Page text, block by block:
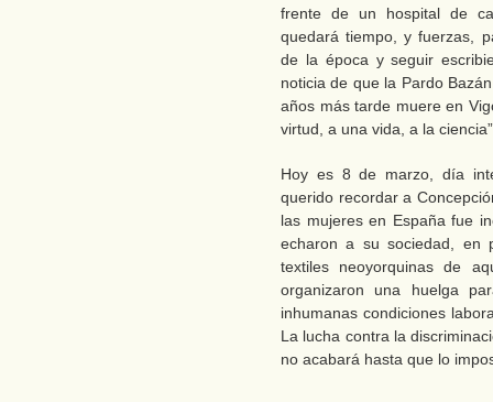
frente de un hospital de
quedará tiempo, y fuerzas,
de la época y seguir
noticia de que la Pardo
años más tarde muere en
virtud, a una vida, a la
Hoy es 8 de marzo, día
querido recordar a
las mujeres en España fue
echaron a su sociedad, en
textiles neoyorquinas de
organizaron una huelga
inhumanas condiciones
La lucha contra la
no acabará hasta que lo